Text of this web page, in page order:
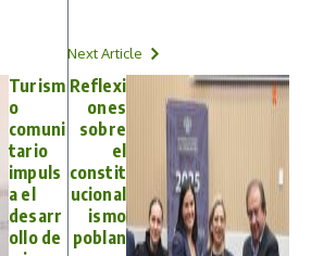
Turism
o
comuni
tario
impuls
a el
desarr
ollo de
Next Article
Reflexi
ones
sobre
el
constit
ucional
ismo
poblan